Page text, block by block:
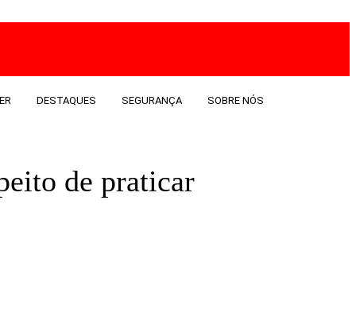
DESTAQUES SEGURANÇA SOBRE NÓS
de praticar